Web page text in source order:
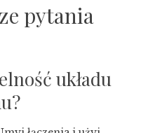
pytania
układu